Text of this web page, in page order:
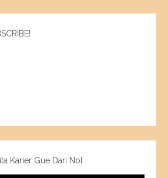
Karier Gue Dari Nol